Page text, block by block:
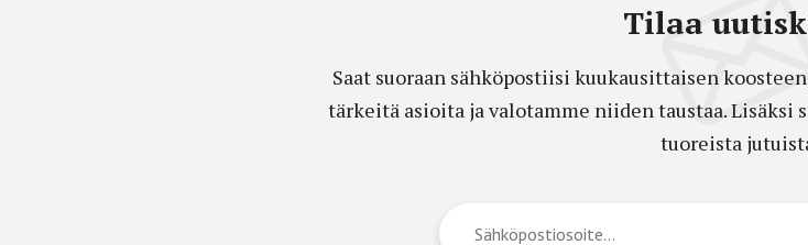
Tilaa
Saat suoraan sähköpostiisi kuukausittaisen
tärkeitä asioita ja valotamme niiden taustaa.
tuoreista